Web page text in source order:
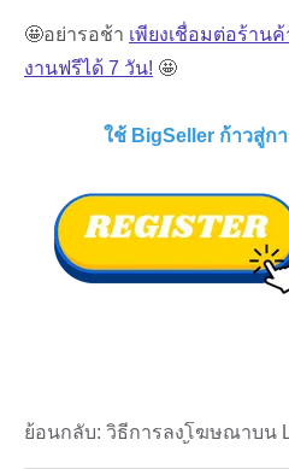
ย้อนกลับ: วิธีการลงโฆษณาบน